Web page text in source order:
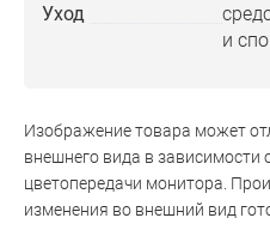
Уход
и
Изображение товара может
внешнего вида в зависимости
цветопередачи монитора.
изменения во внешний вид